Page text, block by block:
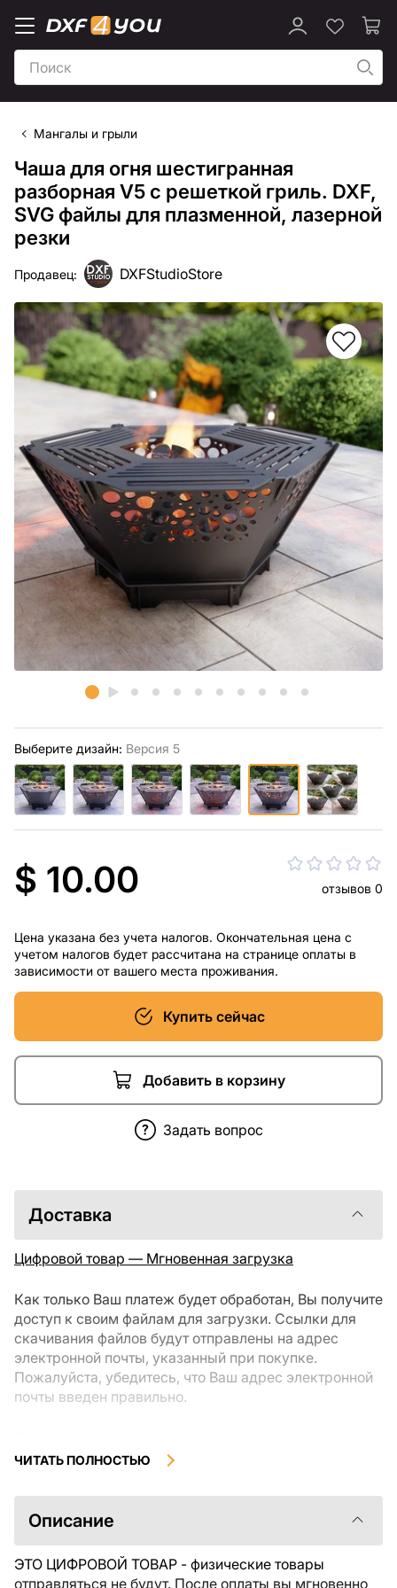
Мангалы и грыли
Чаша для огня шестигранная
разборная V5 с решеткой гриль. DXF,
SVG файлы для плазменной, лазерной
резки
Продавец: DXFStudioStore
Выберите дизайн: Версия 5
$ 10.00 отзывов 0
Цена указана без учета налогов. Окончательная цена с
учетом налогов будет рассчитана на странице оплаты в
зависимости от вашего места проживания.
Купить сейчас
Добавить в корзину
Задать вопрос
Доставка
Цифровой товар — Мгновенная загрузка
Как только Ваш платеж будет обработан, Вы получите
доступ к своим файлам для загрузки. Ссылки для
скачивания файлов будут отправлены на адрес
электронной почты, указанный при покупке.
Пожалуйста, убедитесь, что Ваш адрес электронной
почты введен правильно.
загрузки, не подлежат возврату или обмену после их
ознакомиться с описанием товара и задать все
интересующие Вас вопросы перед покупкой. Если у
свяжитесь с продавцом напрямую.
ЧИТАТЬ ПОЛНОСТЬЮ
Описание
ЭТО ЦИФРОВОЙ ТОВАР - физические товары
отправляться не будут. После оплаты вы мгновенно